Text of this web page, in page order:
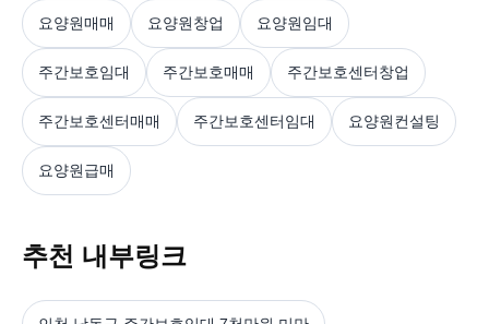
요양원매매 요양원창업 요양원임대
주간보호임대 주간보호매매 주간보호센터창업
주간보호센터매매 주간보호센터임대 요양원컨설팅
요양원급매
추천 내부링크